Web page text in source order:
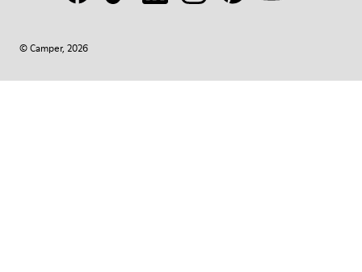
© Camper, 2026